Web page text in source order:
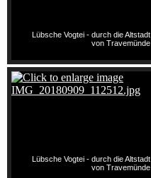
Lübsche Vogtei - durch die Altstadt
von Travemünde
Lübsche Vogtei - durch die Altstadt
von Travemünde